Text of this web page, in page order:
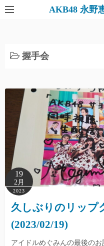
AKB48 永野
握手会
19
2月
2023
久しぶりのリップ
(2023/02/19)
アイドルめぐみんの最後の